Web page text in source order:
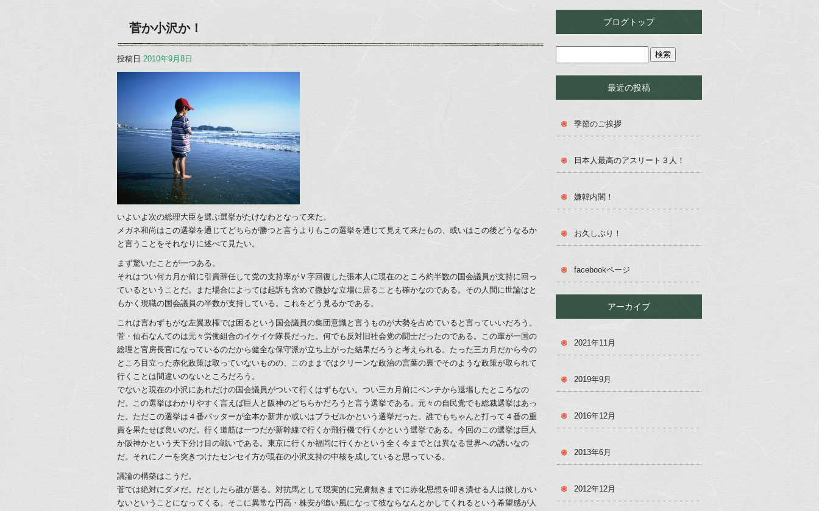
菅か小沢か！
投稿日 2010年9月8日
いよいよ次の総理大臣を選ぶ選挙がたけなわとなって来た。
メガネ和尚はこの選挙を通じてどちらが勝つと言うよりもこの選挙を通じて見えて来たもの、或いはこの後どうなるか
と言うことをそれなりに述べて見たい。
まず驚いたことが一つある。
それはつい何カ月か前に引責辞任して党の支持率がＶ字回復した張本人に現在のところ約半数の国会議員が支持に回っ
ているということだ。また場合によっては起訴も含めて微妙な立場に居ることも確かなのである。その人間に世論はと
もかく現職の国会議員の半数が支持している。これをどう見るかである。
これは言わずもがな左翼政権では困るという国会議員の集団意識と言うものが大勢を占めていると言っていいだろう。
菅・仙石なんてのは元々労働組合のイケイケ隊長だった。何でも反対旧社会党の闘士だったのである。この輩が一国の
総理と官房長官になっているのだから健全な保守派が立ち上がった結果だろうと考えられる。たった三カ月だから今の
ところ目立った赤化政策は取っていないものの、このままではクリーンな政治の言葉の裏でそのような政策が取られて
行くことは間違いのないところだろう。
でないと現在の小沢にあれだけの国会議員がついて行くはずもない。つい三カ月前にベンチから退場したところなの
だ。この選挙はわかりやすく言えば巨人と阪神のどちらかだろうと言う選挙である。元々の自民党でも総裁選挙はあっ
た。ただこの選挙は４番バッターが金本か新井か或いはブラゼルかという選挙だった。誰でもちゃんと打って４番の重
責を果たせば良いのだ。行く道筋は一つだが新幹線で行くか飛行機で行くかという選挙である。今回のこの選挙は巨人
か阪神かという天下分け目の戦いである。東京に行くか福岡に行くかという全く今までとは異なる世界への誘いなの
だ。それにノーを突きつけたセンセイ方が現在の小沢支持の中核を成していると思っている。
議論の構築はこうだ。
菅では絶対にダメだ。だとしたら誰が居る。対抗馬として現実的に完膚無きまでに赤化思想を叩き潰せる人は彼しかい
ないということになってくる。そこに異常な円高・株安が追い風になって彼ならなんとかしてくれるという希望感が人
ブログトップ
最近の投稿
季節のご挨拶
日本人最高のアスリート３人！
嫌韓内閣！
お久しぶり！
facebookページ
アーカイブ
2021年11月
2019年9月
2016年12月
2013年6月
2012年12月